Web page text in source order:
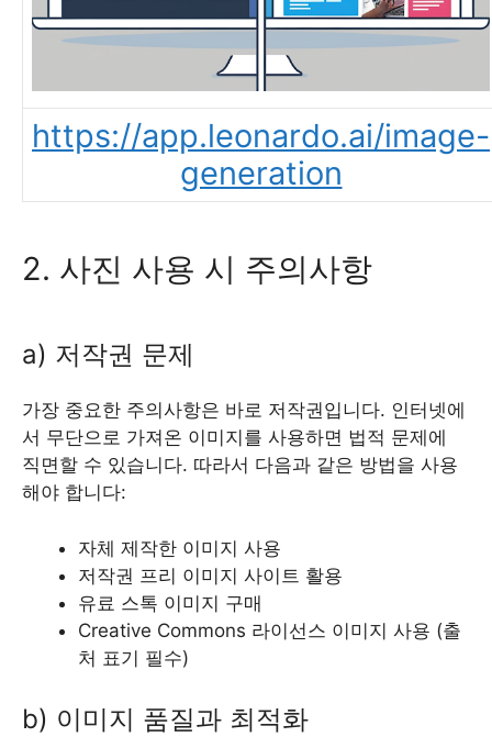
https://app.leonardo.ai/image-
generation
2. 사진 사용 시 주의사항
a) 저작권 문제
가장 중요한 주의사항은 바로 저작권입니다. 인터넷에
서 무단으로 가져온 이미지를 사용하면 법적 문제에
직면할 수 있습니다. 따라서 다음과 같은 방법을 사용
해야 합니다:
자체 제작한 이미지 사용
저작권 프리 이미지 사이트 활용
유료 스톡 이미지 구매
Creative Commons 라이선스 이미지 사용 (출
처 표기 필수)
b) 이미지 품질과 최적화